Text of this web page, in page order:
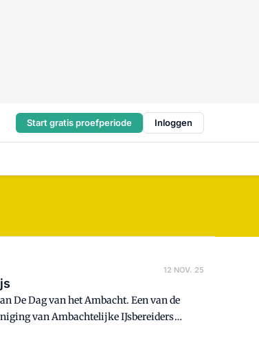
Start gratis proefperiode Inloggen
12 NOV. 25
De Dag van het Ambacht. Een van de
van Ambachtelijke IJsbereiders